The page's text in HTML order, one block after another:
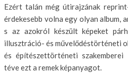
Ezért talán még útirajzának
érdekesebb volna egy olyan album,
s az azokról készült képeket
illusztráció- és művelődéstörté­neti
és építészettörténeti szakemberei
téve ezt a remek kép­anyagot.